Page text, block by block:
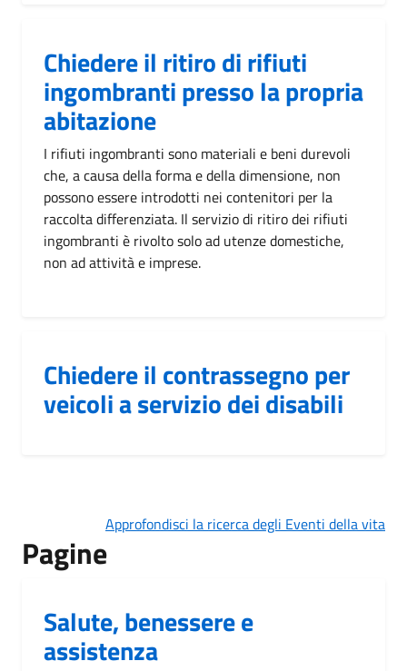
Chiedere il ritiro di rifiuti
ingombranti presso la propria
abitazione
I rifiuti ingombranti sono materiali e beni durevoli
che, a causa della forma e della dimensione, non
possono essere introdotti nei contenitori per la
raccolta differenziata. Il servizio di ritiro dei rifiuti
ingombranti è rivolto solo ad utenze domestiche,
non ad attività e imprese.
Chiedere il contrassegno per
veicoli a servizio dei disabili
Approfondisci la ricerca degli Eventi della vita
Pagine
Salute, benessere e
assistenza